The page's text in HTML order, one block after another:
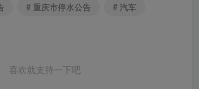
# 重庆市停水公告
# 汽车
喜欢就支持一下吧